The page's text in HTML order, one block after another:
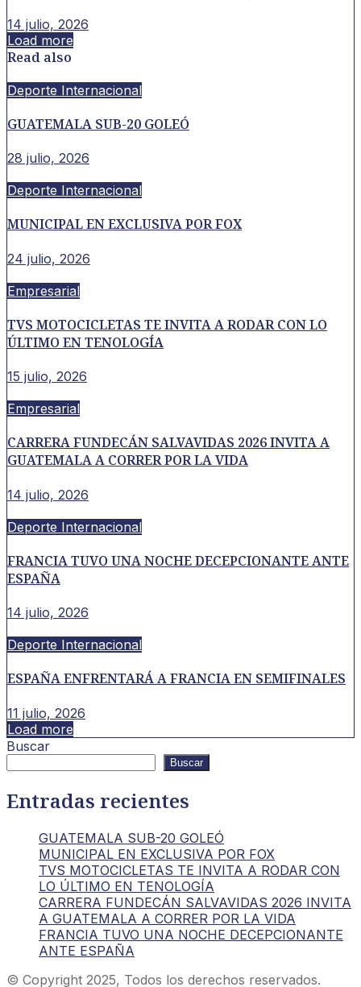
14 julio, 2026
Load more
Read also
Deporte Internacional
GUATEMALA SUB-20 GOLEÓ
28 julio, 2026
Deporte Internacional
MUNICIPAL EN EXCLUSIVA POR FOX
24 julio, 2026
Empresarial
TVS MOTOCICLETAS TE INVITA A RODAR CON LO
ÚLTIMO EN TENOLOGÍA
15 julio, 2026
Empresarial
CARRERA FUNDECÁN SALVAVIDAS 2026 INVITA A
GUATEMALA A CORRER POR LA VIDA
14 julio, 2026
Deporte Internacional
FRANCIA TUVO UNA NOCHE DECEPCIONANTE ANTE
ESPAÑA
14 julio, 2026
Deporte Internacional
ESPAÑA ENFRENTARÁ A FRANCIA EN SEMIFINALES
11 julio, 2026
Load more
Buscar
Buscar
Entradas recientes
GUATEMALA SUB-20 GOLEÓ
MUNICIPAL EN EXCLUSIVA POR FOX
TVS MOTOCICLETAS TE INVITA A RODAR CON
LO ÚLTIMO EN TENOLOGÍA
CARRERA FUNDECÁN SALVAVIDAS 2026 INVITA
A GUATEMALA A CORRER POR LA VIDA
FRANCIA TUVO UNA NOCHE DECEPCIONANTE
ANTE ESPAÑA
© Copyright 2025, Todos los derechos reservados.